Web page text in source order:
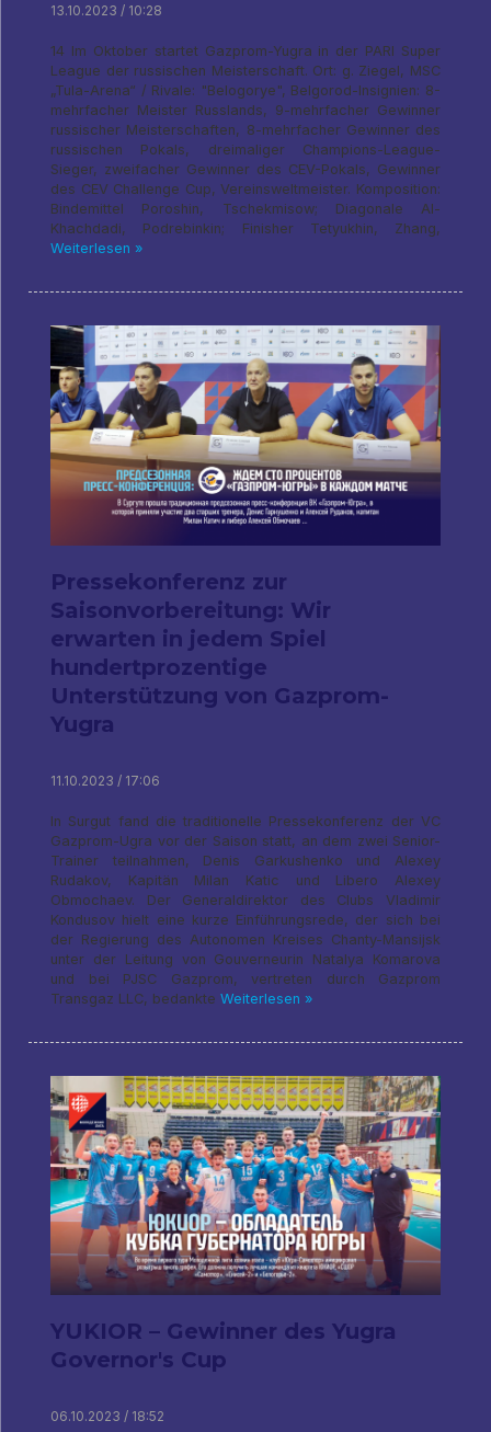
13.10.2023 / 10:28
14 Im Oktober startet Gazprom-Yugra in der PARI Super
League der russischen Meisterschaft. Ort: g. Ziegel, MSC
„Tula-Arena“ / Rivale: "Belogorye", Belgorod-Insignien: 8-
mehrfacher Meister Russlands, 9-mehrfacher Gewinner
russischer Meisterschaften, 8-mehrfacher Gewinner des
russischen Pokals, dreimaliger Champions-League-
Sieger, zweifacher Gewinner des CEV-Pokals, Gewinner
des CEV Challenge Cup, Vereinsweltmeister. Komposition:
Bindemittel Poroshin, Tschekmisow; Diagonale Al-
Khachdadi, Podrebinkin; Finisher Tetyukhin, Zhang,
Weiterlesen »
Pressekonferenz zur
Saisonvorbereitung: Wir
erwarten in jedem Spiel
hundertprozentige
Unterstützung von Gazprom-
Yugra
11.10.2023 / 17:06
In Surgut fand die traditionelle Pressekonferenz der VC
Gazprom-Ugra vor der Saison statt, an dem zwei Senior-
Trainer teilnahmen, Denis Garkushenko und Alexey
Rudakov, Kapitän Milan Katic und Libero Alexey
Obmochaev. Der Generaldirektor des Clubs Vladimir
Kondusov hielt eine kurze Einführungsrede, der sich bei
der Regierung des Autonomen Kreises Chanty-Mansijsk
unter der Leitung von Gouverneurin Natalya Komarova
und bei PJSC Gazprom, vertreten durch Gazprom
Transgaz LLC, bedankte Weiterlesen »
YUKIOR – Gewinner des Yugra
Governor's Cup
06.10.2023 / 18:52